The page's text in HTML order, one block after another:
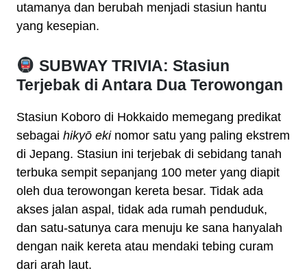
utamanya dan berubah menjadi stasiun hantu
yang kesepian.
SUBWAY TRIVIA: Stasiun
Terjebak di Antara Dua Terowongan
Stasiun Koboro di Hokkaido memegang predikat
sebagai hikyō ekinomor satu yang paling ekstrem
di Jepang. Stasiun ini terjebak di sebidang tanah
terbuka sempit sepanjang 100 meter yang diapit
oleh dua terowongan kereta besar. Tidak ada
akses jalan aspal, tidak ada rumah penduduk,
dan satu-satunya cara menuju ke sana hanyalah
dengan naik kereta atau mendaki tebing curam
dari arah laut.